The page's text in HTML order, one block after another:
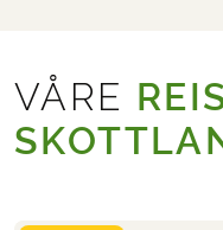
VÅRE